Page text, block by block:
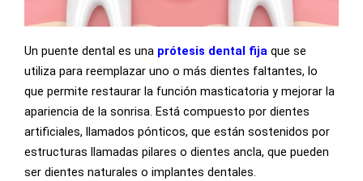
Un puente dental es una prótesis dental fija que se
utiliza para reemplazar uno o más dientes faltantes, lo
que permite restaurar la función masticatoria y mejorar la
apariencia de la sonrisa. Está compuesto por dientes
artificiales, llamados pónticos, que están sostenidos por
estructuras llamadas pilares o dientes ancla, que pueden
ser dientes naturales o implantes dentales.